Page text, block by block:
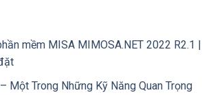
mềm MISA MIMOSA.NET 2022 R2.1 |
Một Trong Những Kỹ Năng Quan Trọng